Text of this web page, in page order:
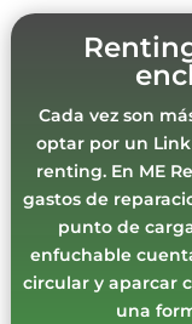
Cada vez son
optar por un Link
renting. En ME
gastos de
punto de
enfuchable
circular y aparcar
una